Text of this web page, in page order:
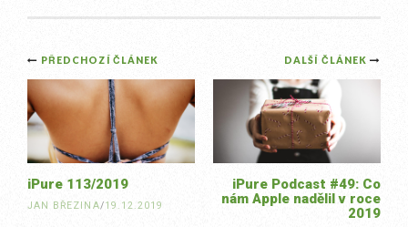
Post
navigation
DALŠÍ ČLÁNEK
iPure Podcast #49: Co
nám Apple nadělil v roce
2019
PŘEDCHOZÍ ČLÁNEK
iPure 113/2019
JAN BŘEZINA/19.12.2019